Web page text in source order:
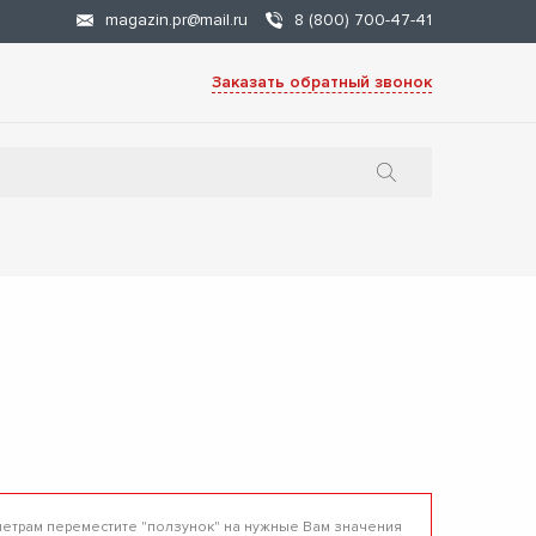
magazin.pr@mail.ru 8 (800) 700-47-41
Заказать обратный звонок
переместите "ползунок" на нужные Вам значения